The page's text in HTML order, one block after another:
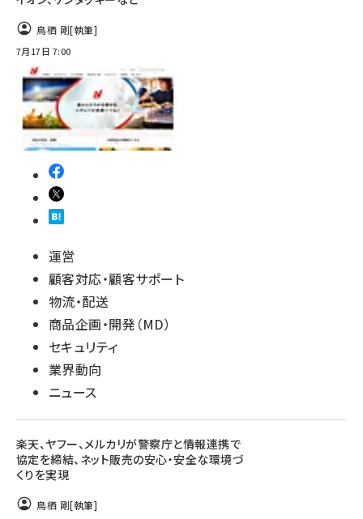
鳥栖 剛[執筆]
7月17日 7:00
運営
顧客対応・顧客サポート
物流・配送
商品企画・開発（MD）
セキュリティ
業界動向
ニュース
楽天、ヤフー、メルカリが警察庁と情報連携で
協定を締結、ネット販売の安心・安全な環境づ
くりを実現
鳥栖 剛[執筆]